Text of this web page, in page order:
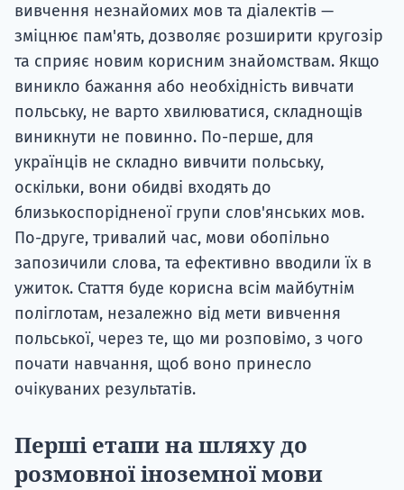
вивчення незнайомих мов та діалектів —
зміцнює пам'ять, дозволяє розширити кругозір
та сприяє новим корисним знайомствам. Якщо
виникло бажання або необхідність вивчати
польську, не варто хвилюватися, складнощів
виникнути не повинно. По-перше, для
українців не складно вивчити польську,
оскільки, вони обидві входять до
близькоспорідненої групи слов'янських мов.
По-друге, тривалий час, мови обопільно
запозичили слова, та ефективно вводили їх в
ужиток. Стаття буде корисна всім майбутнім
поліглотам, незалежно від мети вивчення
польської, через те, що ми розповімо, з чого
почати навчання, щоб воно принесло
очікуваних результатів.
Перші етапи на шляху до
розмовної іноземної мови